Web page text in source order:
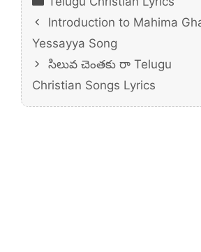
Introduction to Mahima
Yessayya Song
సిలువ చెంతకు రా Telugu
Christian Songs Lyrics